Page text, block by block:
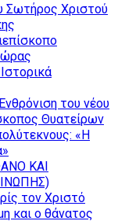
Χριστού
του νέου
Θυατείρων
«Η
ΚΑΙ
τον Χριστό
και ο θάνατος